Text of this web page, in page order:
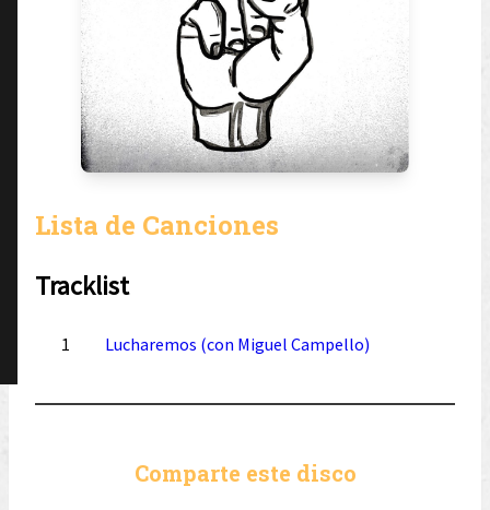
Lista de Canciones
Tracklist
1 Lucharemos (con Miguel Campello)
Comparte este disco